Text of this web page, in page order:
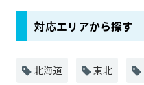
対応エリアから探す
北海道 東北